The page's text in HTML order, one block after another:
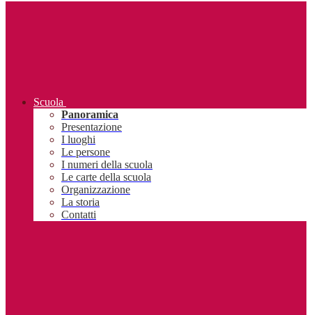
Scuola
Panoramica
Presentazione
I luoghi
Le persone
I numeri della scuola
Le carte della scuola
Organizzazione
La storia
Contatti